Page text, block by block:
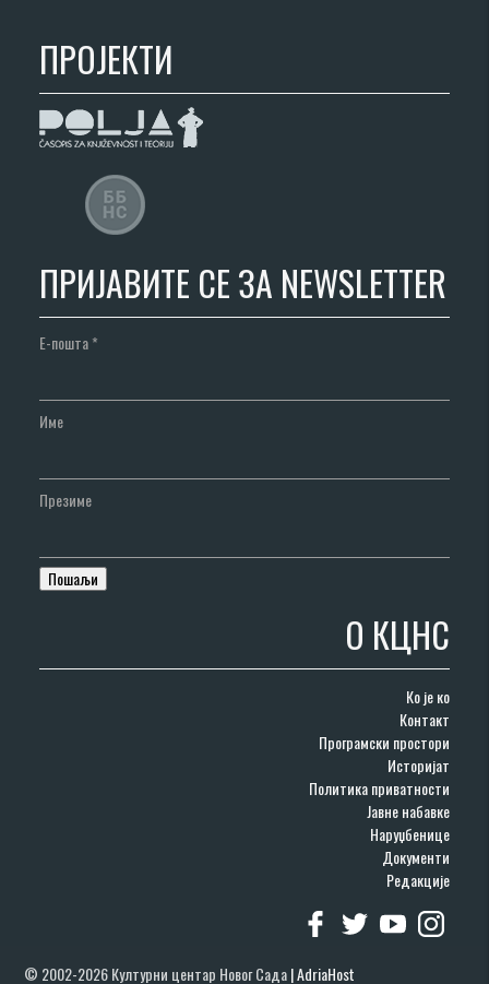
ПРОЈЕКТИ
ПРИЈАВИТЕ СЕ ЗА NEWSLETTER
Е-пошта*
Име
Презиме
О КЦНС
Ко је ко
Контакт
Програмски простори
Историјат
Политика приватности
Јавне набавке
Наруџбенице
Документи
Редакције
© 2002-2026 Културни центар Новог Сада|AdriaHost